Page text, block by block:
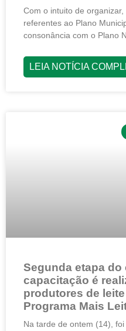
Com o intuito de
referentes ao Plano
consonância com o Plano
LEIA NOTÍCIA
Segunda etapa do
capacitação é
produtores de
Programa Mais
Na tarde de ontem (14),